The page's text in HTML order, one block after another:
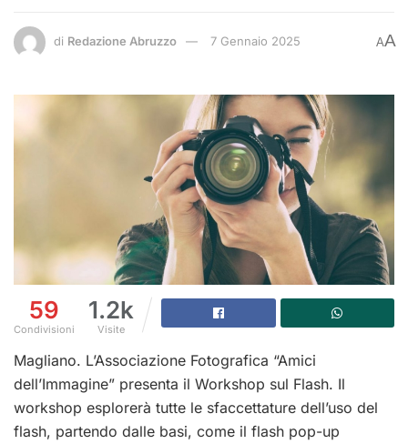
di Redazione Abruzzo 7 Gennaio 2025 AA
59
Condivisioni
1.2k
Visite
Magliano. L’Associazione Fotografica “Amici
dell’Immagine” presenta il Workshop sul Flash. Il
workshop esplorerà tutte le sfaccettature dell’uso del
flash, partendo dalle basi, come il flash pop-up